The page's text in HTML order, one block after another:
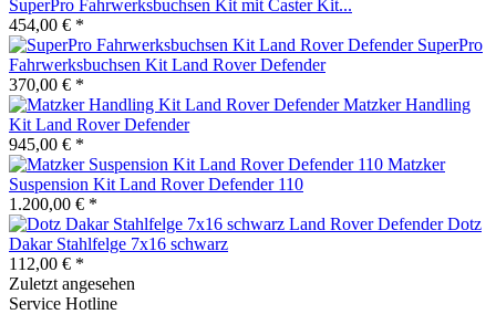
SuperPro Fahrwerksbuchsen Kit mit Caster Kit...
454,00 € *
SuperPro
Fahrwerksbuchsen Kit Land Rover Defender
370,00 € *
Matzker Handling
Kit Land Rover Defender
945,00 € *
Matzker
Suspension Kit Land Rover Defender 110
1.200,00 € *
Dotz
Dakar Stahlfelge 7x16 schwarz
112,00 € *
Zuletzt angesehen
Service Hotline